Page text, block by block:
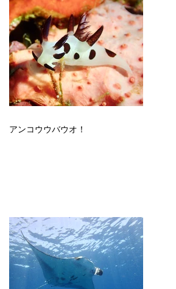
アンコウウバウオ！